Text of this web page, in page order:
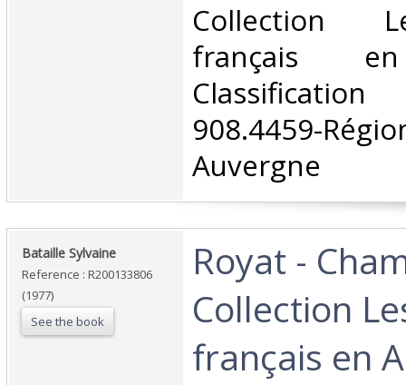
‎Collection
français
908.4459-
Auvergne‎
‎Bataille Sylvaine‎
Reference : R200133806
(1977)
See the book
‎Royat -
Collection
français en